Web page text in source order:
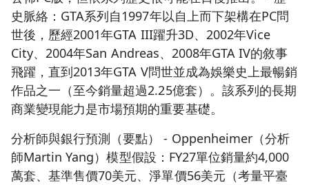
史脈絡：GTA系列自1997年以自上而下架構在PC問
世後，歷經2001年GTA III躍升3D、2002年Vice
City、2004年San Andreas、2008年GTA IV的敘事
飛躍，直到2013年GTA V問世並成為娛樂史上最暢銷
作品之一（至今銷量超過2.25億套）。該系列的長期
商業變現能力是市場預期的重要基礎。
分析師與銀行預測（要點） - Oppenheimer（分析
師Martin Yang）模型假設：FY27單位銷量約4,000
萬套、基準售價70美元、淨單價56美元（考量平臺